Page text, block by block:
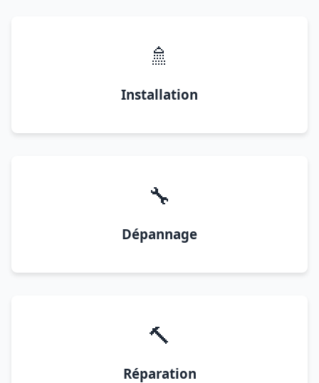
🚿
Installation
🔧
Dépannage
🔨
Réparation